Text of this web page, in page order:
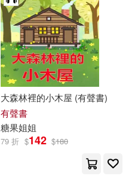
大森林裡的小木屋 (有聲書)
有聲書
糖果姐姐
79 折 $142 $180